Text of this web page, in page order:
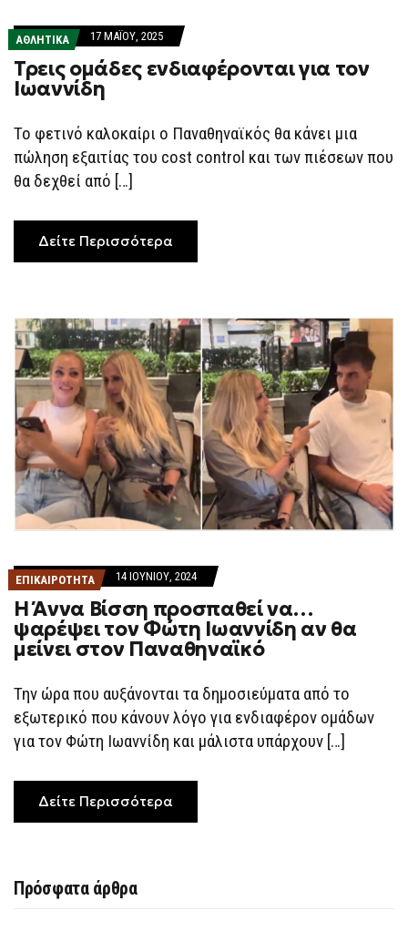
ΑΘΛΗΤΙΚΑ 17 ΜΑΪ́ΟΥ, 2025
Τρεις ομάδες ενδιαφέρονται για τον
Ιωαννίδη
Το φετινό καλοκαίρι ο Παναθηναϊκός θα κάνει μια
πώληση εξαιτίας του cost control και των πιέσεων που
θα δεχθεί από […]
Δείτε Περισσότερα
ΕΠΙΚΑΙΡΟΤΗΤΑ 14 ΙΟΥΝΊΟΥ, 2024
Η Άννα Βίσση προσπαθεί να…
ψαρέψει τον Φώτη Ιωαννίδη αν θα
μείνει στον Παναθηναϊκό
Την ώρα που αυξάνονται τα δημοσιεύματα από το
εξωτερικό που κάνουν λόγο για ενδιαφέρον ομάδων
για τον Φώτη Ιωαννίδη και μάλιστα υπάρχουν […]
Δείτε Περισσότερα
Πρόσφατα άρθρα